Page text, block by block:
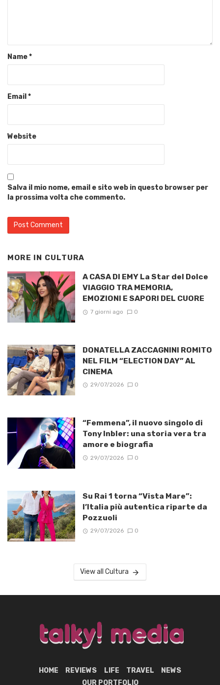
Name*
Email *
Website
Salva il mio nome, email e sito web in questo browser per
la prossima volta che commento.
MORE IN CULTURA
A CASA DI EMY La Star del Dolce
VIAGGIO TRA MEMORIA,
EMOZIONI E SAPORI DEL CUORE
7 giorni ago 0
DONATELLA ZACCAGNINI ROMITO
NEL FILM “ELECTION DAY” AL
CINEMA
29/07/2026 0
“Femmena”, il nuovo singolo di
Tony Inbler: una storia vera tra
amore e biografia
29/07/2026 0
Su Rai 1 torna “Vista Mare”:
l’Italia più autentica riparte da
Pozzuoli
29/07/2026 0
View all Cultura
HOME REVIEWS LIFE TRAVEL
NEWS
OUR PORTFOLIO